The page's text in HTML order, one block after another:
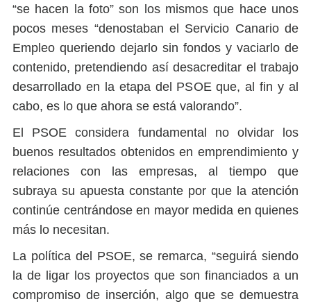
“se hacen la foto” son los mismos que hace unos
pocos meses “denostaban el Servicio Canario de
Empleo queriendo dejarlo sin fondos y vaciarlo de
contenido, pretendiendo así desacreditar el trabajo
desarrollado en la etapa del PSOE que, al fin y al
cabo, es lo que ahora se está valorando”.
El PSOE considera fundamental no olvidar los
buenos resultados obtenidos en emprendimiento y
relaciones con las empresas, al tiempo que
subraya su apuesta constante por que la atención
continúe centrándose en mayor medida en quienes
más lo necesitan.
La política del PSOE, se remarca, “seguirá siendo
la de ligar los proyectos que son financiados a un
compromiso de inserción, algo que se demuestra